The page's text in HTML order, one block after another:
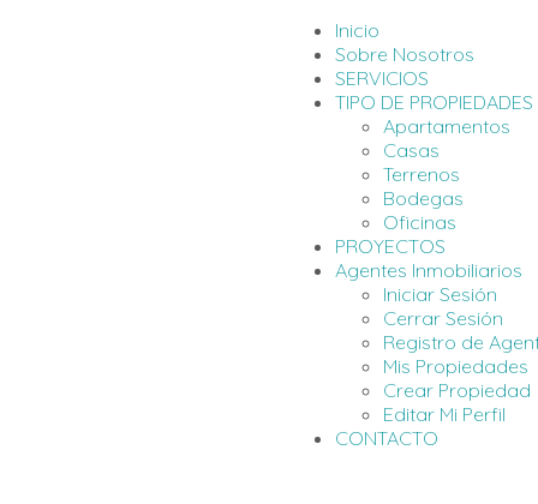
Inicio
Sobre Nosotros
SERVICIOS
TIPO DE PROPIEDADES
Apartamentos
Casas
Terrenos
Bodegas
Oficinas
PROYECTOS
Agentes Inmobiliarios
Iniciar Sesión
Cerrar Sesión
Registro de
Mis Propiedades
Crear Propiedad
Editar Mi Perfil
CONTACTO